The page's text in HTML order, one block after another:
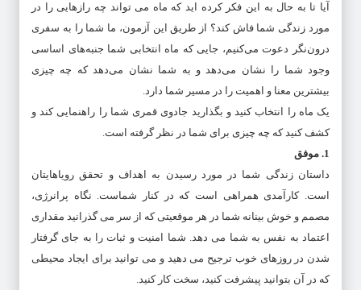
آیا تا به حال به این فکر کرده اید که ماه می تواند چه رازهایی را در
مورد زندگی شما فاش کند؟ از طریق این آزمون، ما شما را به سفری
درون‌نگر دعوت می‌کنیم، جایی که ماه انتخابی شما جنبه‌های اساسی
وجود شما را نشان می‌دهد و به شما نشان می‌دهد که چه چیزی
بیشترین معنا و اهمیت را در مسیر شما دارد.
یک ماه را انتخاب کنید و بگذارید جادوی قمری شما را راهنمایی کند و
کشف کنید که چه چیزی برای شما در نظر گرفته است.
1. موفق
داستان زندگی شما در مورد رسیدن به اهداف و تحقق رویاهایتان
است. کارآمدی همراهی است که در کنار شماست. نگاه پرانرژی،
مصمم و خوش بینانه شما در هر موقعیتی که از سر می گذرانید مقداری
اعتماد به نفس به شما می دهد. شما امنیت و ثبات را به جای گرفتار
شدن در روزهای خوب ترجیح می دهید و می توانید برای ایجاد محیطی
که در آن بتوانید پیشرفت کنید، سخت کار کنید.